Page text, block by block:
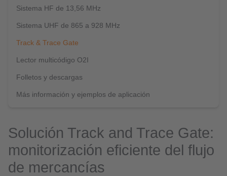
Sistema HF de 13,56 MHz
Sistema UHF de 865 a 928 MHz
Track & Trace Gate
Lector multicódigo O2I
Folletos y descargas
Más información y ejemplos de aplicación
Solución Track and Trace Gate:
monitorización eficiente del flujo
de mercancías